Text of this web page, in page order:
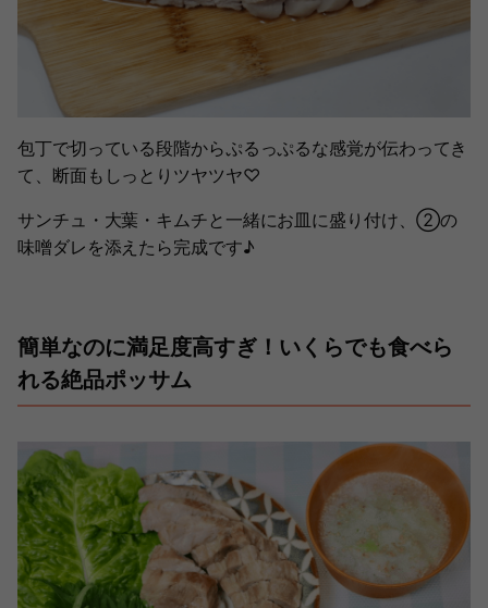
包丁で切っている段階からぷるっぷるな感覚が伝わってき
て、断面もしっとりツヤツヤ♡
サンチュ・大葉・キムチと一緒にお皿に盛り付け、②の
味噌ダレを添えたら完成です♪
簡単なのに満足度高すぎ！いくらでも食べら
れる絶品ポッサム